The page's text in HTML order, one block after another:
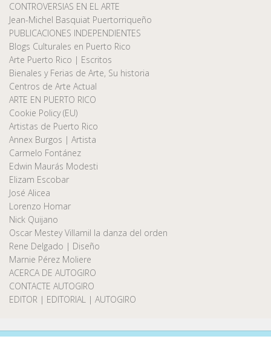
CONTROVERSIAS EN EL ARTE
Jean-Michel Basquiat Puertorriqueño
PUBLICACIONES INDEPENDIENTES
Blogs Culturales en Puerto Rico
Arte Puerto Rico | Escritos
Bienales y Ferias de Arte, Su historia
Centros de Arte Actual
ARTE EN PUERTO RICO
Cookie Policy (EU)
Artistas de Puerto Rico
Annex Burgos | Artista
Carmelo Fontánez
Edwin Maurás Modesti
Elizam Escobar
José Alicea
Lorenzo Homar
Nick Quijano
Oscar Mestey Villamil la danza del orden
Rene Delgado | Diseño
Marnie Pérez Moliere
ACERCA DE AUTOGIRO
CONTACTE AUTOGIRO
EDITOR | EDITORIAL | AUTOGIRO